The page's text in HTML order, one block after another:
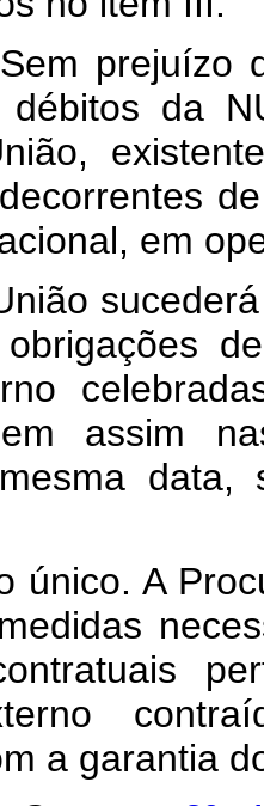
do
débitos da
em
sucederá
assim
A
a garantia